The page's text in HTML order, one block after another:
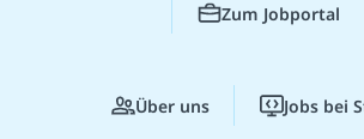
Zum Jobportal
Über uns Jobs bei